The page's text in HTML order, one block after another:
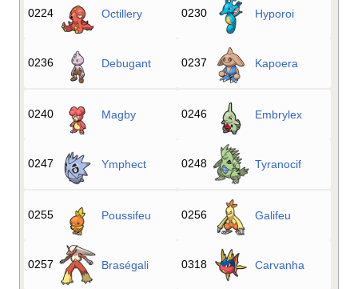
0224 Octillery 0230 Hyporoi
0236 Debugant 0237 Kapoera
0240 Magby 0246 Embrylex
0247 Ymphect 0248 Tyranocif
0255 Poussifeu 0256 Galifeu
0257 Braségali 0318 Carvanha